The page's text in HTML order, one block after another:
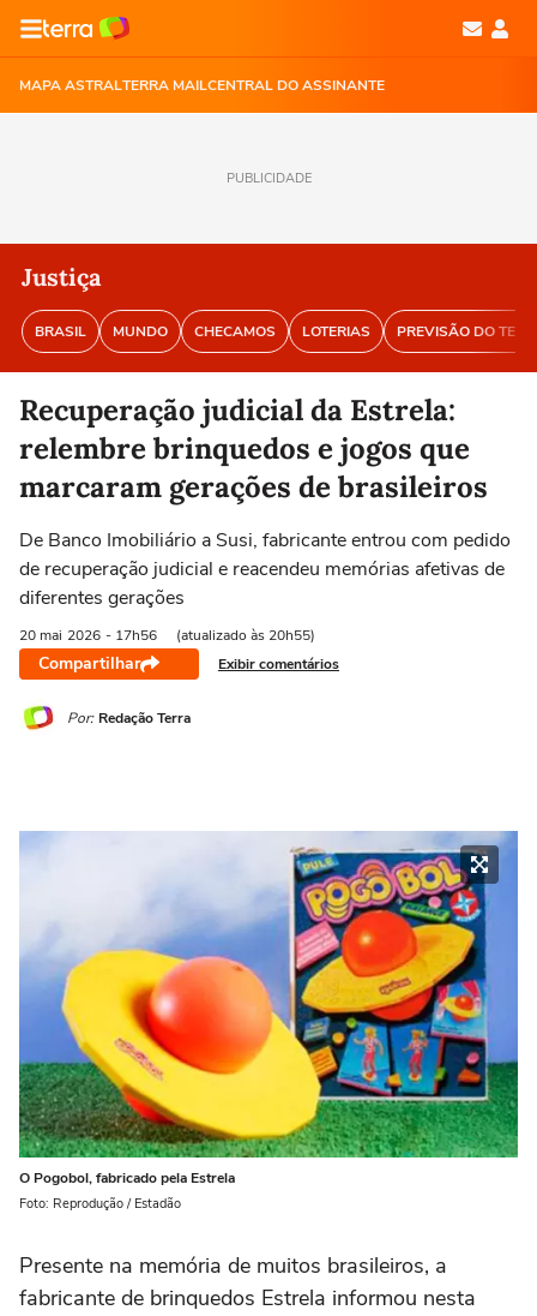
MAPA ASTRALTERRA MAILCENTRAL DO ASSINANTE
PUBLICIDADE
Justiça
BRASIL MUNDO CHECAMOS LOTERIAS PREVISÃO DO
Recuperação judicial da Estrela:
relembre brinquedos e jogos que
marcaram gerações de brasileiros
De Banco Imobiliário a Susi, fabricante entrou com pedido
de recuperação judicial e reacendeu memórias afetivas de
diferentes gerações
20 mai 2026 - 17h56 (atualizado às 20h55)
Compartilhar Exibir comentários
Por: Redação Terra
O Pogobol, fabricado pela Estrela
Foto: Reprodução / Estadão
Presente na memória de muitos brasileiros, a
fabricante de brinquedos Estrela informou nesta